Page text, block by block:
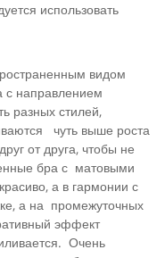
использовать
видом
с направлением
разных стилей,
чуть выше роста
от друга, чтобы не
бра с матовыми
а в гармонии с
а на промежуточных
эффект
Очень